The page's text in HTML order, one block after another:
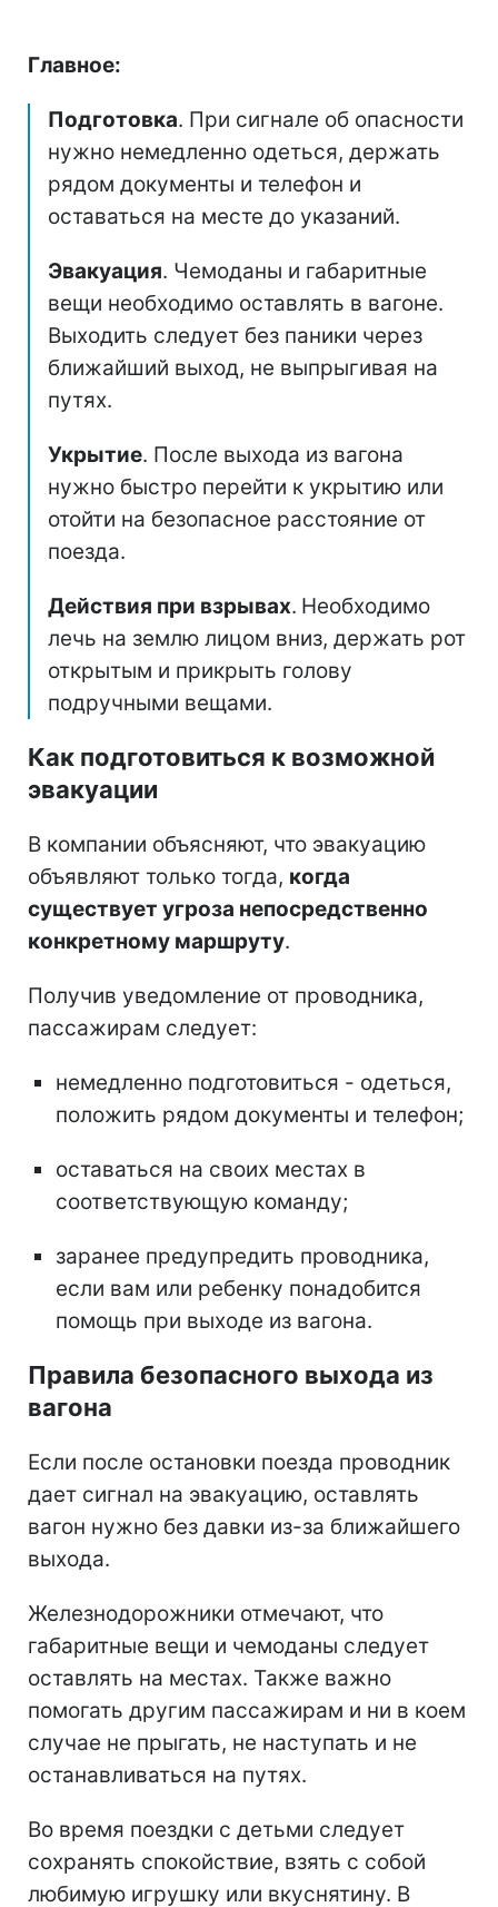
Главное:
Подготовка. При сигнале об опасности
нужно немедленно одеться, держать
рядом документы и телефон и
оставаться на месте до указаний.
Эвакуация. Чемоданы и габаритные
вещи необходимо оставлять в вагоне.
Выходить следует без паники через
ближайший выход, не выпрыгивая на
путях.
Укрытие. После выхода из вагона
нужно быстро перейти к укрытию или
отойти на безопасное расстояние от
поезда.
Действия при взрывах. Необходимо
лечь на землю лицом вниз, держать рот
открытым и прикрыть голову
подручными вещами.
Как подготовиться к возможной
эвакуации
В компании объясняют, что эвакуацию
объявляют только тогда, когда
существует угроза непосредственно
конкретному маршруту.
Получив уведомление от проводника,
пассажирам следует:
немедленно подготовиться - одеться,
положить рядом документы и телефон;
оставаться на своих местах в
соответствующую команду;
заранее предупредить проводника,
если вам или ребенку понадобится
помощь при выходе из вагона.
Правила безопасного выхода из
вагона
Если после остановки поезда проводник
дает сигнал на эвакуацию, оставлять
вагон нужно без давки из-за ближайшего
выхода.
Железнодорожники отмечают, что
габаритные вещи и чемоданы следует
оставлять на местах. Также важно
помогать другим пассажирам и ни в коем
случае не прыгать, не наступать и не
останавливаться на путях.
Во время поездки с детьми следует
сохранять спокойствие, взять с собой
любимую игрушку или вкуснятину. В